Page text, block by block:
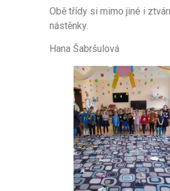
Obě třídy si mimo jiné i
nástěnky.
Hana Šabršulová